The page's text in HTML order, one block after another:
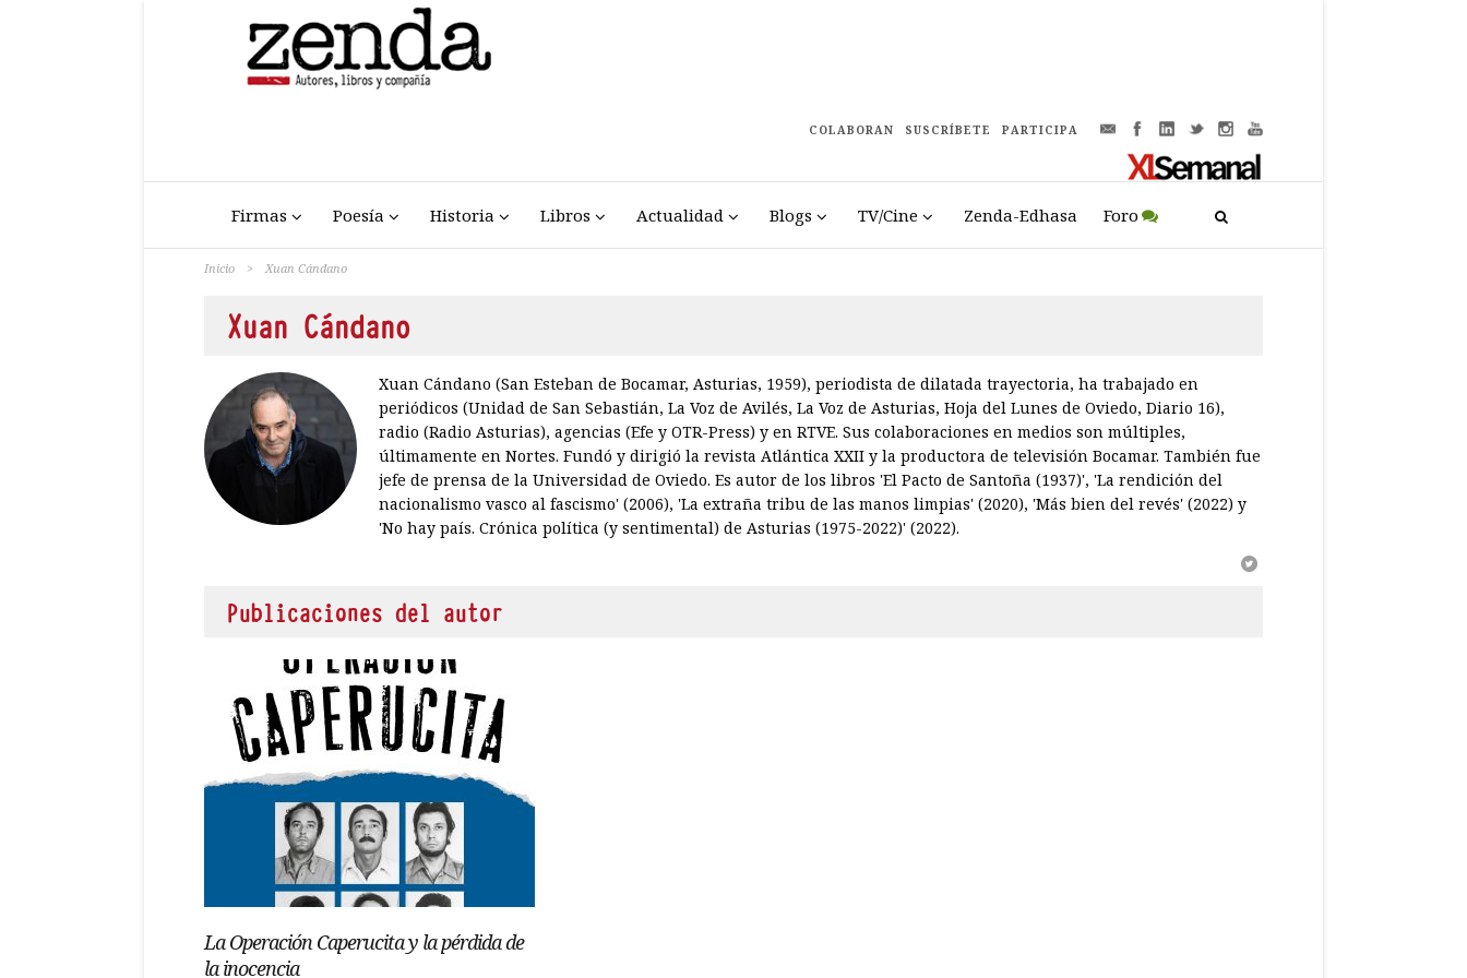
COLABORAN SUSCRÍBETE PARTICIPA
Firmas Poesía Historia Libros Actualidad Blogs TV/Cine Zenda-Edhasa Foro
Inicio > Xuan Cándano
Xuan Cándano
Xuan Cándano (San Esteban de Bocamar, Asturias, 1959), periodista de dilata­da trayectoria, ha trabajado en
periódicos (Unidad de San Sebastián, La Voz de Avilés, La Voz de Asturias, Hoja del Lunes de Oviedo, Diario 16),
radio (Radio Asturias), agencias (Efe y OTR-Press) y en RTVE. Sus colaboraciones en medios son múltiples,
últimamente en Nortes. Fundó y dirigió la revista Atlántica XXII y la producto­ra de televisión Bocamar. También fue
jefe de prensa de la Universidad de Oviedo. Es autor de los libros 'El Pacto de Santoña (1937)', 'La rendición del
nacionalismo vasco al fascismo' (2006), 'La extraña tribu de las manos limpias' (2020), 'Más bien del revés' (2022) y
'No hay país. Crónica políti­ca (y sentimental) de Asturias (1975-2022)' (2022).
Publicaciones del autor
La Operación Caperucita y la pérdida de
la inocencia